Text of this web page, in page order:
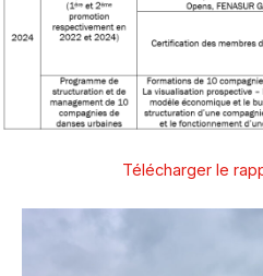
Télécharger le